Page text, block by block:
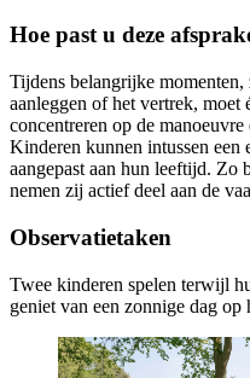
Hoe past u deze
Tijdens belangrijke momenten,
aanleggen of het vertrek,
concentreren op de
Kinderen kunnen intussen een
aangepast aan hun leeftijd. Zo
nemen zij actief deel aan de
Observatietaken
Twee kinderen spelen terwijl
geniet van een zonnige dag op